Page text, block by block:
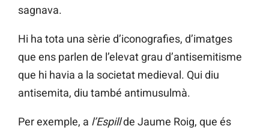
sagnava.
Hi ha tota una sèrie d’iconografies, d’imatges
que ens parlen de l’elevat grau d’antisemitisme
que hi havia a la societat medieval. Qui diu
antisemita, diu també antimusulmà.
Per exemple, a l’Espillde Jaume Roig, que és